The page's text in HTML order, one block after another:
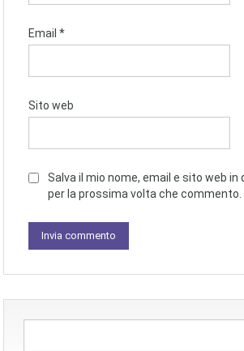
Email *
Sito web
Salva il mio nome, email e sito web
per la prossima volta che commento.